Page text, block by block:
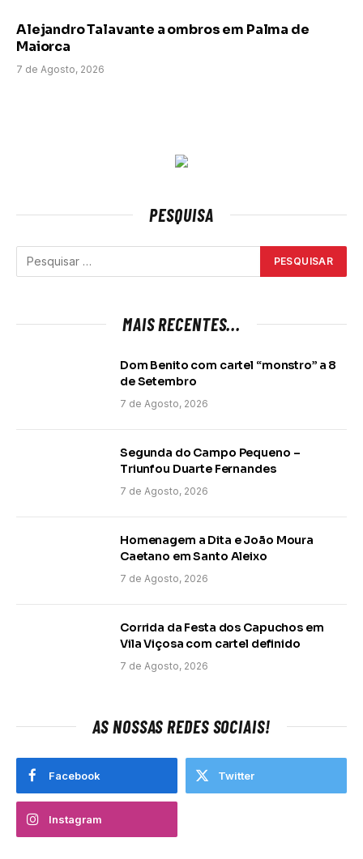
Alejandro Talavante a ombros em Palma de
Maiorca
7 de Agosto, 2026
PESQUISA
MAIS RECENTES...
Dom Benito com cartel “monstro” a 8
de Setembro
7 de Agosto, 2026
Segunda do Campo Pequeno –
Triunfou Duarte Fernandes
7 de Agosto, 2026
Homenagem a Dita e João Moura
Caetano em Santo Aleixo
7 de Agosto, 2026
Corrida da Festa dos Capuchos em
Vila Viçosa com cartel definido
7 de Agosto, 2026
AS NOSSAS REDES SOCIAIS!
Facebook Twitter
Instagram